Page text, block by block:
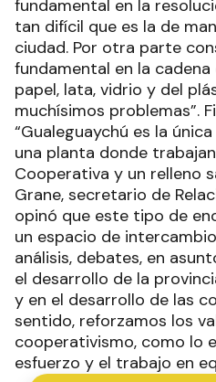
fundamental en la
tan difícil que es la de
ciudad. Por otra parte
fundamental en la
papel, lata, vidrio y del
muchísimos problemas”.
“Gualeguaychú es la
una planta donde
Cooperativa y un relleno
Grane, secretario de
opinó que este tipo de
un espacio de
análisis, debates, en
el desarrollo de la
y en el desarrollo de las
sentido, reforzamos los
cooperativismo, como lo
esfuerzo y el trabajo en